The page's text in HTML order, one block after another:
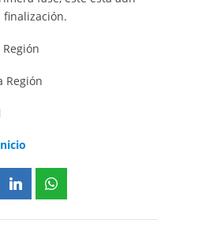
finalización.
Región